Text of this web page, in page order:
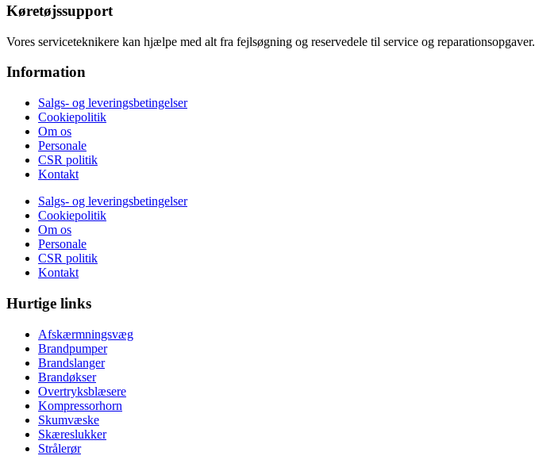
Køretøjssupport
Vores serviceteknikere kan hjælpe med alt fra fejlsøgning og reservedele til service og reparationsopgaver.
Information
Salgs- og leveringsbetingelser
Cookiepolitik
Om os
Personale
CSR politik
Kontakt
Salgs- og leveringsbetingelser
Cookiepolitik
Om os
Personale
CSR politik
Kontakt
Hurtige links
Afskærmningsvæg
Brandpumper
Brandslanger
Brandøkser
Overtryksblæsere
Kompressorhorn
Skumvæske
Skæreslukker
Strålerør